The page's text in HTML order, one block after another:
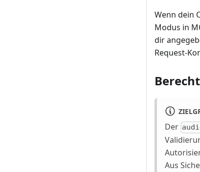
Wenn dein
Modus in
dir
Request-
Der
Aus